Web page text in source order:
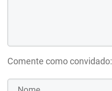
Comente como convidado: